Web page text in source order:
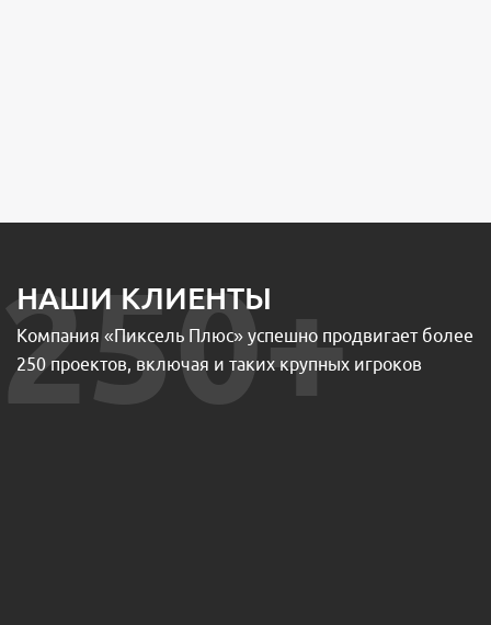
250+
НАШИ КЛИЕНТЫ
Компания «Пиксель Плюс» успешно продвигает более
250 проектов, включая и таких крупных игроков